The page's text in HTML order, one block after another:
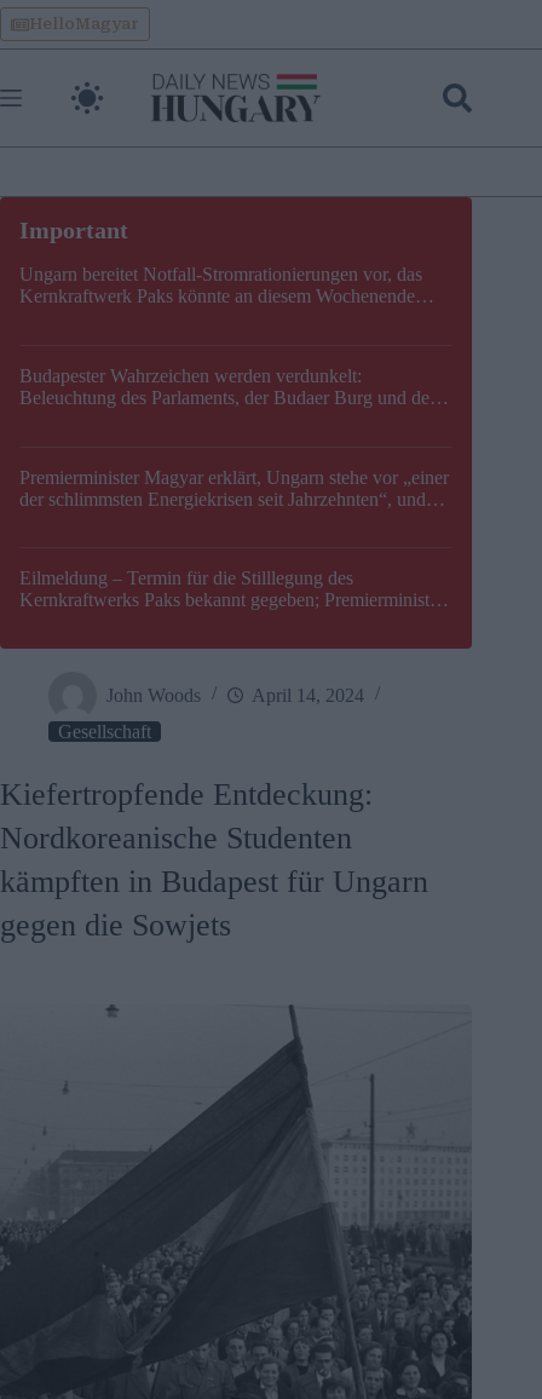
Skip
to
content
HelloMagyar
Ungarn bereitet Notfall-Stromrationierungen vor, das
Kernkraftwerk Paks könnte an diesem Wochenende
Budapester Wahrzeichen werden verdunkelt:
Beleuchtung des Parlaments, der Budaer Burg und der
Premierminister Magyar erklärt, Ungarn stehe vor „einer
der schlimmsten Energiekrisen seit Jahrzehnten“, und
Eilmeldung – Termin für die Stilllegung des
Kernkraftwerks Paks bekannt gegeben; Premierminister
John Woods
April 14, 2024
Gesellschaft
Kiefertropfende Entdeckung:
Nordkoreanische Studenten
kämpften in Budapest für Ungarn
gegen die Sowjets